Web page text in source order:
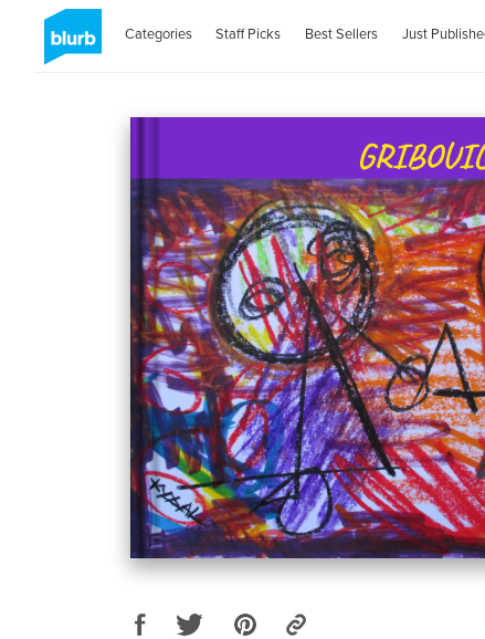
Categories Staff Picks Best Sellers Just